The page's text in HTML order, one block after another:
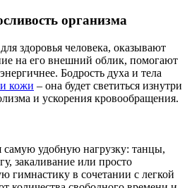
организма
здоровья человека, оказывают
на его внешний облик, помогают
Бодрость духа и тела
кожи – она будет светиться изнутри
и ускорения кровообращения.
удобную нагрузку: танцы,
закаливание или просто
гимнастику в сочетании с легкой